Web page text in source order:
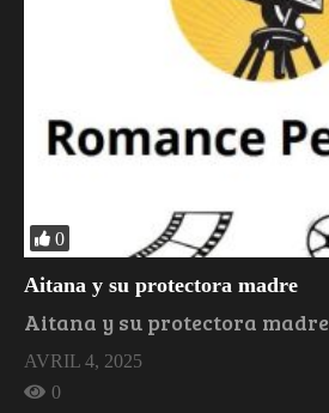
0
Aitana y su protectora madre
Aitana y su protectora madre
AVRIL 4, 2025
0